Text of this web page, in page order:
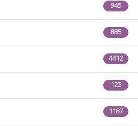
945
885
4412
123
1187